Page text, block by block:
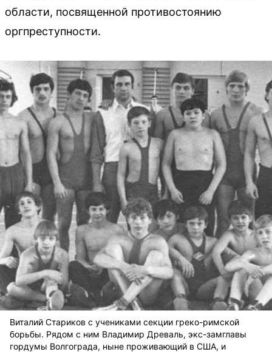
области, посвященной противостоянию
оргпреступности.
Виталий Стариков с учениками секции греко-римской
борьбы. Рядом с ним Владимир Древаль, экс-замглавы
гордумы Волгограда, ныне проживающий в США, и